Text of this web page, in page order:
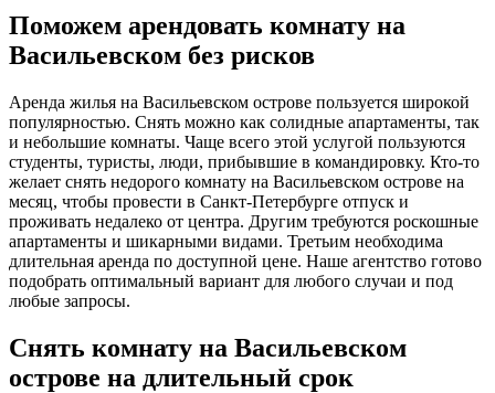
Поможем арендовать комнату на
Васильевском без рисков
Аренда жилья на Васильевском острове пользуется широкой
популярностью. Снять можно как солидные апартаменты, так
и небольшие комнаты. Чаще всего этой услугой пользуются
студенты, туристы, люди, прибывшие в командировку. Кто-то
желает снять недорого комнату на Васильевском острове на
месяц, чтобы провести в Санкт-Петербурге отпуск и
проживать недалеко от центра. Другим требуются роскошные
апартаменты и шикарными видами. Третьим необходима
длительная аренда по доступной цене. Наше агентство готово
подобрать оптимальный вариант для любого случаи и под
любые запросы.
Снять комнату на Васильевском
острове на длительный срок